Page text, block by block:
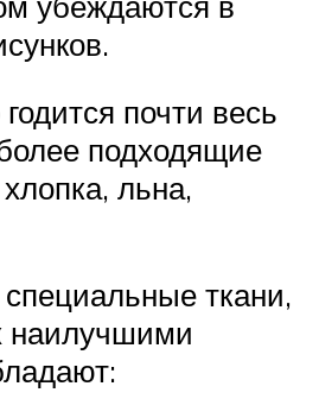
почти весь
подходящие
льна,
ткани,
наилучшими